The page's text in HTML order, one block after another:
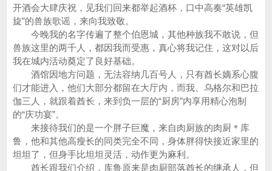
开酒会大肆庆祝，见我们回来都举起酒杯，口中高奏“英雄凯
旋”的兽族歌谣，来向我致敬。
今晚我的名字传遍了整个伯恩城，其他种族我不敢说，但
兽族这里的两千人，都因我而受惠，真心将我记住，这对以后
我在城内活动奠定了良好基础。
酒馆因地方问题，无法容纳几百号人，只有酋长嫡系心腹
们才能进入，他们大部分都留在大厅内，而我、乌格尔和巴拉
伽三人，就跟着酋长，来到负一层的“厨房”内享用精心泡制
的“庆功宴”。
来接待我们的是一个胖子巨魔，来自肉厨族的肉厨＊库
鲁，他和其他高瘦长的同类完全不同，身体胖得快接近家里的
坦坦了，但身手比坦坦灵活，动作更为麻利。
酋长跟我们介绍，库鲁原来是肉厨部落酋长的继承人，但